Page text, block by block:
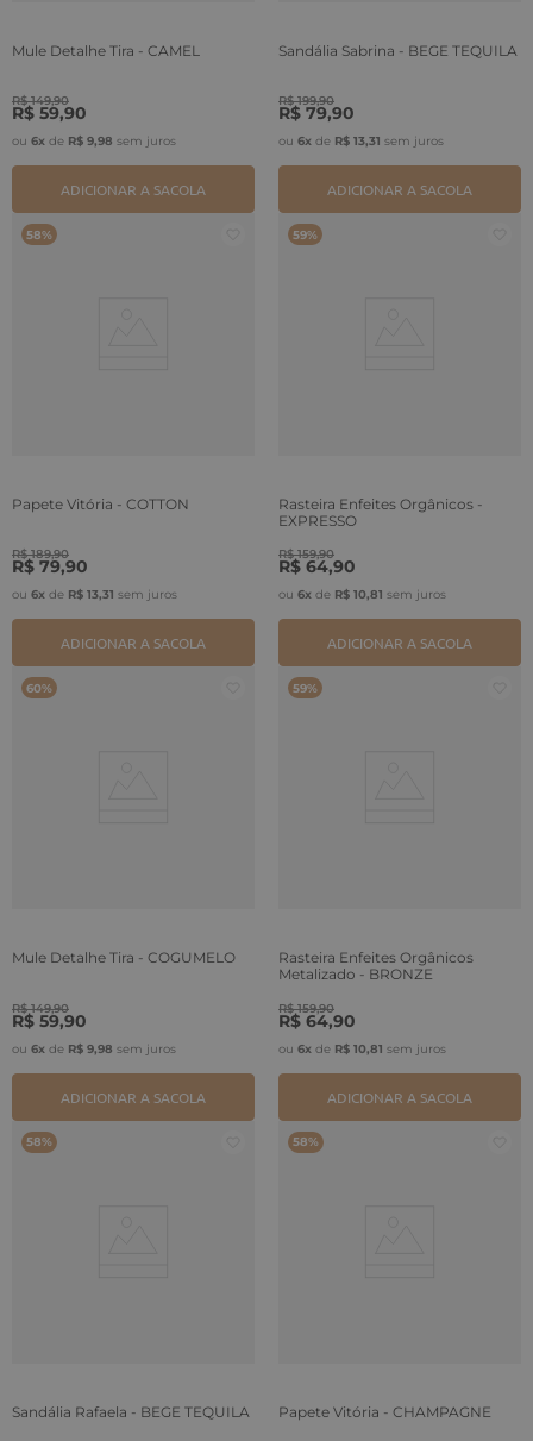
Mule Detalhe Tira - CAMEL
R$ 149,90
R$ 59,90
ou 6x de R$ 9,98 sem juros
ADICIONAR A SACOLA
Sandália Sabrina - BEGE TEQUILA
R$ 199,90
R$ 79,90
ou 6x de R$ 13,31 sem juros
ADICIONAR A SACOLA
58%
Papete Vitória - COTTON
R$ 189,90
R$ 79,90
ou 6x de R$ 13,31 sem juros
ADICIONAR A SACOLA
59%
Rasteira Enfeites Orgânicos -
EXPRESSO
R$ 159,90
R$ 64,90
ou 6x de R$ 10,81 sem juros
ADICIONAR A SACOLA
60%
Mule Detalhe Tira - COGUMELO
R$ 149,90
R$ 59,90
ou 6x de R$ 9,98 sem juros
ADICIONAR A SACOLA
59%
Rasteira Enfeites Orgânicos
Metalizado - BRONZE
R$ 159,90
R$ 64,90
ou 6x de R$ 10,81 sem juros
ADICIONAR A SACOLA
58%
Sandália Rafaela - BEGE TEQUILA
58%
Papete Vitória - CHAMPAGNE